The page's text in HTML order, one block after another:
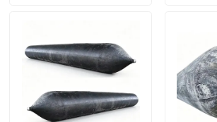
Produk
Video